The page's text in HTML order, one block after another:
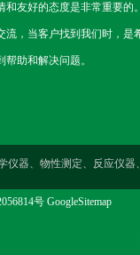
和友好的态度是非常重要的
流，当客户找到我们时，是
帮助和解决问题。
器、物性测定、反应仪
号 GoogleSitemap